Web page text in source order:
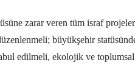
zarar veren tüm israf
büyükşehir
edilmeli, ekolojik ve